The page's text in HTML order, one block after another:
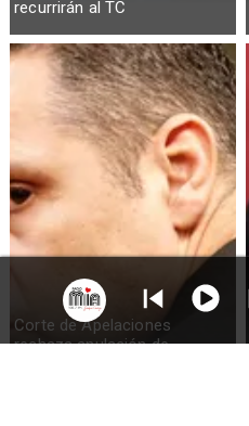
recurrirán al TC
Corte de Apelaciones
rechaza anulación de